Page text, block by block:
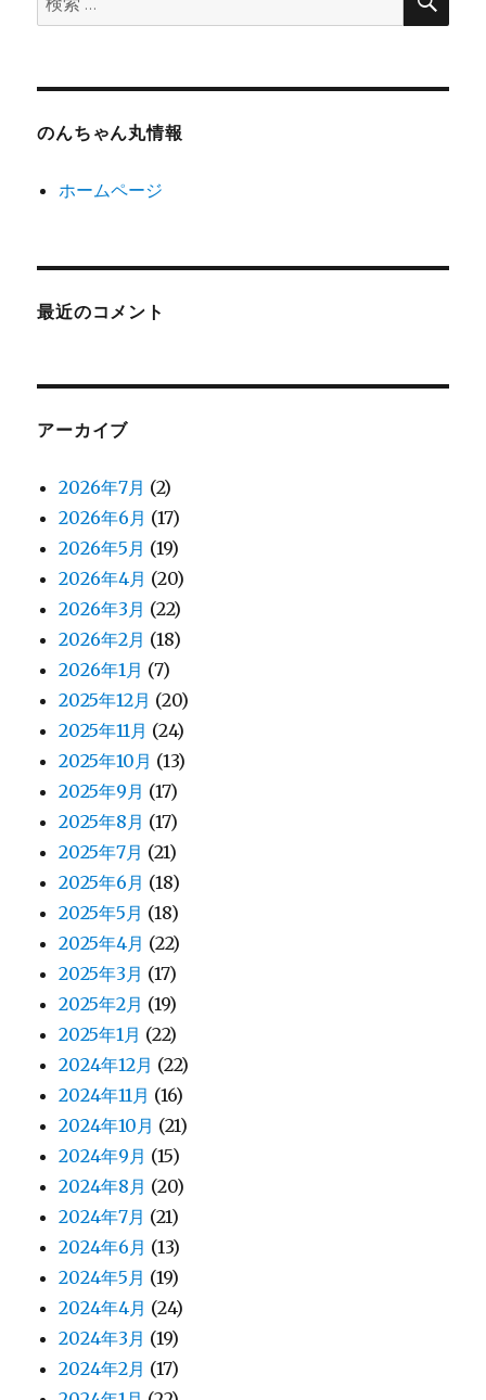
索:
のんちゃん丸情報
ホームページ
最近のコメント
アーカイブ
2026年7月 (2)
2026年6月 (17)
2026年5月 (19)
2026年4月 (20)
2026年3月 (22)
2026年2月 (18)
2026年1月 (7)
2025年12月 (20)
2025年11月 (24)
2025年10月 (13)
2025年9月 (17)
2025年8月 (17)
2025年7月 (21)
2025年6月 (18)
2025年5月 (18)
2025年4月 (22)
2025年3月 (17)
2025年2月 (19)
2025年1月 (22)
2024年12月 (22)
2024年11月 (16)
2024年10月 (21)
2024年9月 (15)
2024年8月 (20)
2024年7月 (21)
2024年6月 (13)
2024年5月 (19)
2024年4月 (24)
2024年3月 (19)
2024年2月 (17)